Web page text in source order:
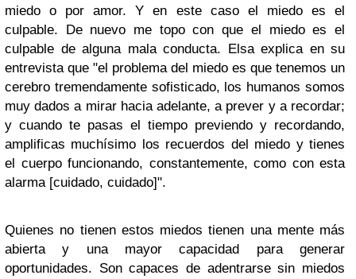
miedo o por amor. Y en este caso el miedo es el
culpable. De nuevo me topo con que el miedo es el
culpable de alguna mala conducta. Elsa explica en su
entrevista que "el problema del miedo es que tenemos un
cerebro tremendamente sofisticado, los humanos somos
muy dados a mirar hacia adelante, a prever y a recordar;
y cuando te pasas el tiempo previendo y recordando,
amplificas muchísimo los recuerdos del miedo y tienes
el cuerpo funcionando, constantemente, como con esta
alarma [cuidado, cuidado]".
Quienes no tienen estos miedos tienen una mente más
abierta y una mayor capacidad para generar
oportunidades. Son capaces de adentrarse sin miedos